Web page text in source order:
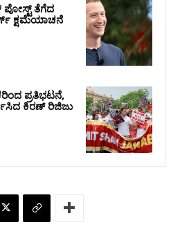
ಪೋಸ್ಟ್‌ ತೆಗೆದ
ಕ್ಷಮೆಯಾಚನೆ
ಪ್ರತಿಭಟನೆ,
ಕಿರಣ್‌ ರಿಜಿಜು